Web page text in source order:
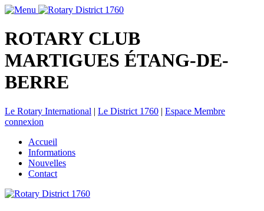
ROTARY CLUB
MARTIGUES ÉTANG-DE-
BERRE
Le Rotary International | Le District 1760 | Espace Membre
connexion
Accueil
Informations
Nouvelles
Contact